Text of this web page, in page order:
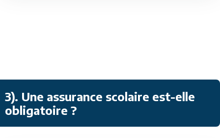
3). Une assurance scolaire est-elle
obligatoire ?